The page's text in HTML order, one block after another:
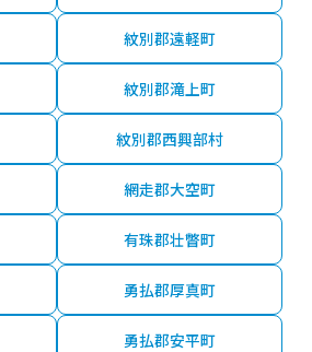
紋別郡遠軽町
紋別郡滝上町
紋別郡西興部村
網走郡大空町
有珠郡壮瞥町
勇払郡厚真町
勇払郡安平町